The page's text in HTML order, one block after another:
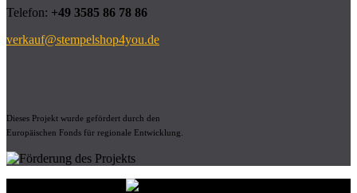
Telefon: +49 3585 86 78 86
verkauf@stempelshop4you.de
Dieses Projekt wurde gefördert durch den
Europäischen Fonds für regionale Entwicklung.